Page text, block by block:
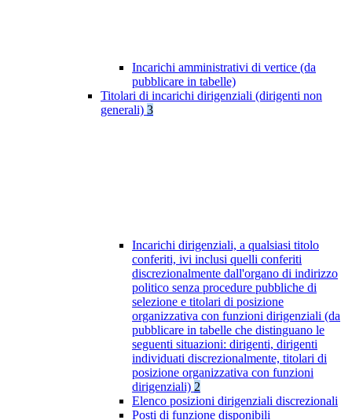
Incarichi amministrativi di vertice (da
pubblicare in tabelle)
Titolari di incarichi dirigenziali (dirigenti non
generali) 3
Incarichi dirigenziali, a qualsiasi titolo
conferiti, ivi inclusi quelli conferiti
discrezionalmente dall'organo di indirizzo
politico senza procedure pubbliche di
selezione e titolari di posizione
organizzativa con funzioni dirigenziali (da
pubblicare in tabelle che distinguano le
seguenti situazioni: dirigenti, dirigenti
individuati discrezionalmente, titolari di
posizione organizzativa con funzioni
dirigenziali) 2
Elenco posizioni dirigenziali discrezionali
Posti di funzione disponibili